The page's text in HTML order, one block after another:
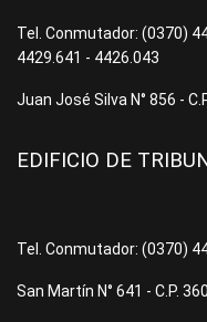
Tel. Conmutador: (0370)
4429.641 - 4426.043
Juan José Silva N° 856 -
EDIFICIO DE
Tel. Conmutador: (0370)
San Martín N° 641 - C.P.